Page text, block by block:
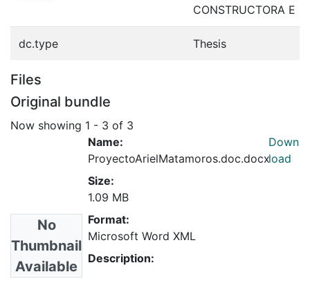
CONSTRUCTORA E
dc.type Thesis
Files
Original bundle
Now showing 1 - 3 of 3
No
Thumbnail
Available
Name:
ProyectoArielMatamoros.doc.docx
Size:
1.09 MB
Format:
Microsoft Word XML
Description:
Down
load